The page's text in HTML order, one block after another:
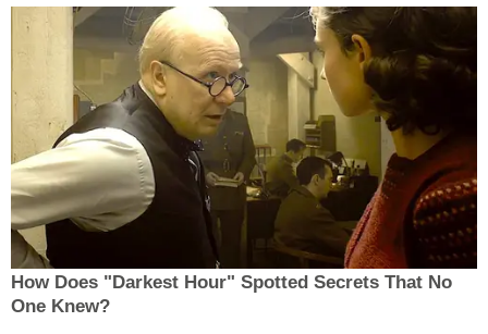
How Does "Darkest Hour" Spotted Secrets That No
One Knew?